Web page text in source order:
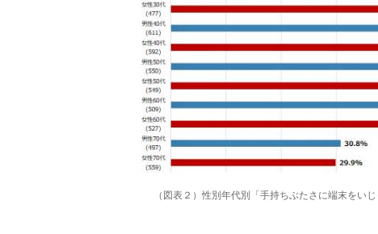
（図表２）性別年代別「手持ちぶたさに端末をい